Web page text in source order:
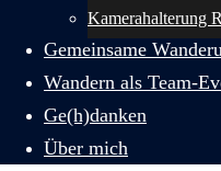
Kamerahalterung
Gemeinsame
Wandern als Team-
Ge(h)danken
Über mich